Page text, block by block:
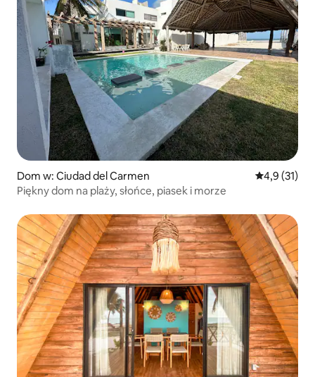
Dom w: Ciudad del Carmen Średnia
4,9 (31)
Piękny dom na plaży, słońce, piasek i morze